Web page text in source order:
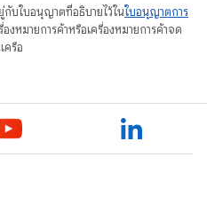
กับใบอนุญาตที่อธิบายไว้ในใบอนุญาตการ
งหมายการค้าหรือเครื่องหมายการค้าจด
ครือ